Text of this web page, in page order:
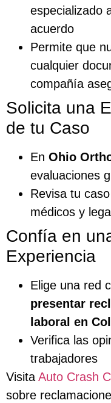
especializado
acuerdo
Permite que
cualquier
compañía
Solicita una
de tu Caso
En Ohio
evaluaciones
Revisa tu
médicos y
Confía en
Experiencia
Elige una red
presentar
laboral en
Verifica las
trabajadores
Visita Auto Crash
sobre